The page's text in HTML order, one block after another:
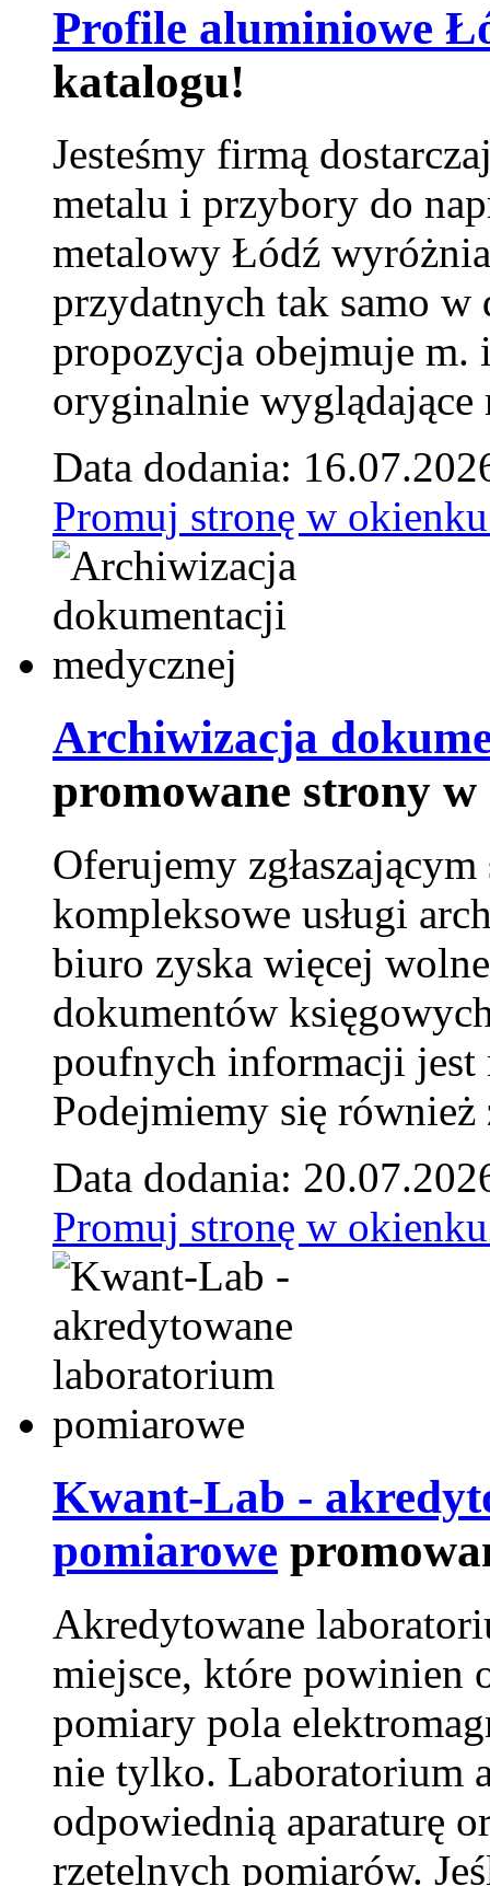
Profile aluminiowe
katalogu!
Jesteśmy firmą
metalu i przybory do
metalowy Łódź
przydatnych tak samo w
propozycja obejmuje m.
oryginalnie wyglądające
Data dodania:
Promuj stronę w
Archiwizacja
promowane strony
Oferujemy
kompleksowe usługi
biuro zyska więcej
dokumentów
poufnych informacji jest
Podejmiemy się
Data dodania:
Promuj stronę w
Kwant-Lab -
pomiarowe
Akredytowane
miejsce, które powinien
pomiary pola
nie tylko. Laboratorium
odpowiednią aparaturę
rzetelnych pomiarów.